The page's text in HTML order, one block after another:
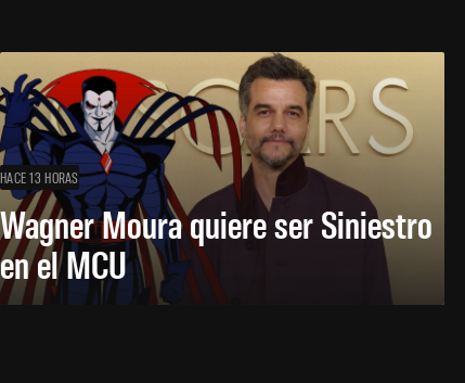
HACE 13 HORAS
Wagner Moura quiere ser Siniestro
en el MCU